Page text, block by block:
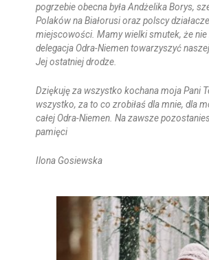
pogrzebie obecna była Andżelika Borys,
Polaków na Białorusi oraz polscy
miejscowości. Mamy wielki smutek, że
delegacja Odra-Niemen towarzyszyć
Jej ostatniej drodze.
Dziękuję za wszystko kochana moja Pani
wszystko, za to co zrobiłaś dla mnie, dla
całej Odra-Niemen. Na zawsze
pamięci
Ilona Gosiewska